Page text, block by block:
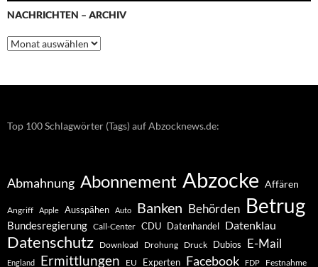
NACHRICHTEN – ARCHIV
Nachrichten
–
Top 100 Schlagwörter (Tags) auf Abzocknews.de:
Abmahnung Abonnement Abzocke Affären
Angriff Apple Ausspähen Auto Banken Behörden Betrug
Bundesregierung Call-Center CDU Datenhandel Datenklau
Datenschutz Download Drohung Druck Dubios E-Mail
England Ermittlungen EU Experten Facebook FDP Festnahme